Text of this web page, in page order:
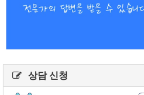
상담 신청